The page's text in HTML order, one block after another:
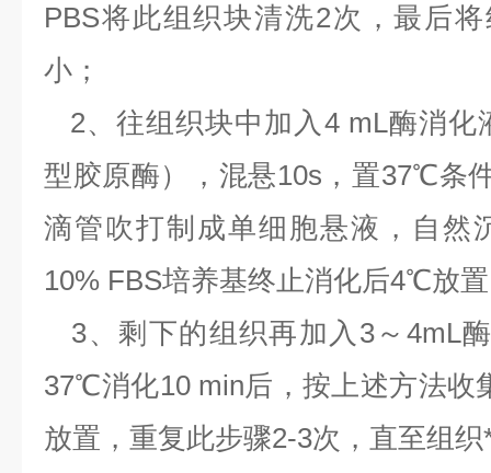
PBS将此组织块清洗2次，最后
小；
2、往组织块中加入4 mL酶消化
型胶原酶），混悬10s，置37℃条
滴管吹打制成单细胞悬液，自然
10% FBS培养基终止消化后4℃放
3、剩下的组织再加入3～4mL
37℃消化10 min后，按上述方法
放置，重复此步骤2-3次，直至组